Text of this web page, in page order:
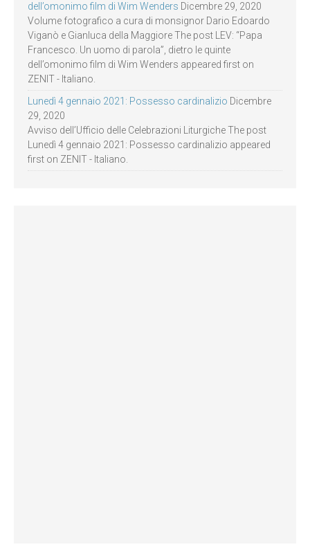
dell’omonimo film di Wim Wenders Dicembre 29, 2020
Volume fotografico a cura di monsignor Dario Edoardo
Viganò e Gianluca della Maggiore The post LEV: “Papa
Francesco. Un uomo di parola”, dietro le quinte
dell’omonimo film di Wim Wenders appeared first on
ZENIT - Italiano.
Lunedì 4 gennaio 2021: Possesso cardinalizio Dicembre
29, 2020
Avviso dell’Ufficio delle Celebrazioni Liturgiche The post
Lunedì 4 gennaio 2021: Possesso cardinalizio appeared
first on ZENIT - Italiano.